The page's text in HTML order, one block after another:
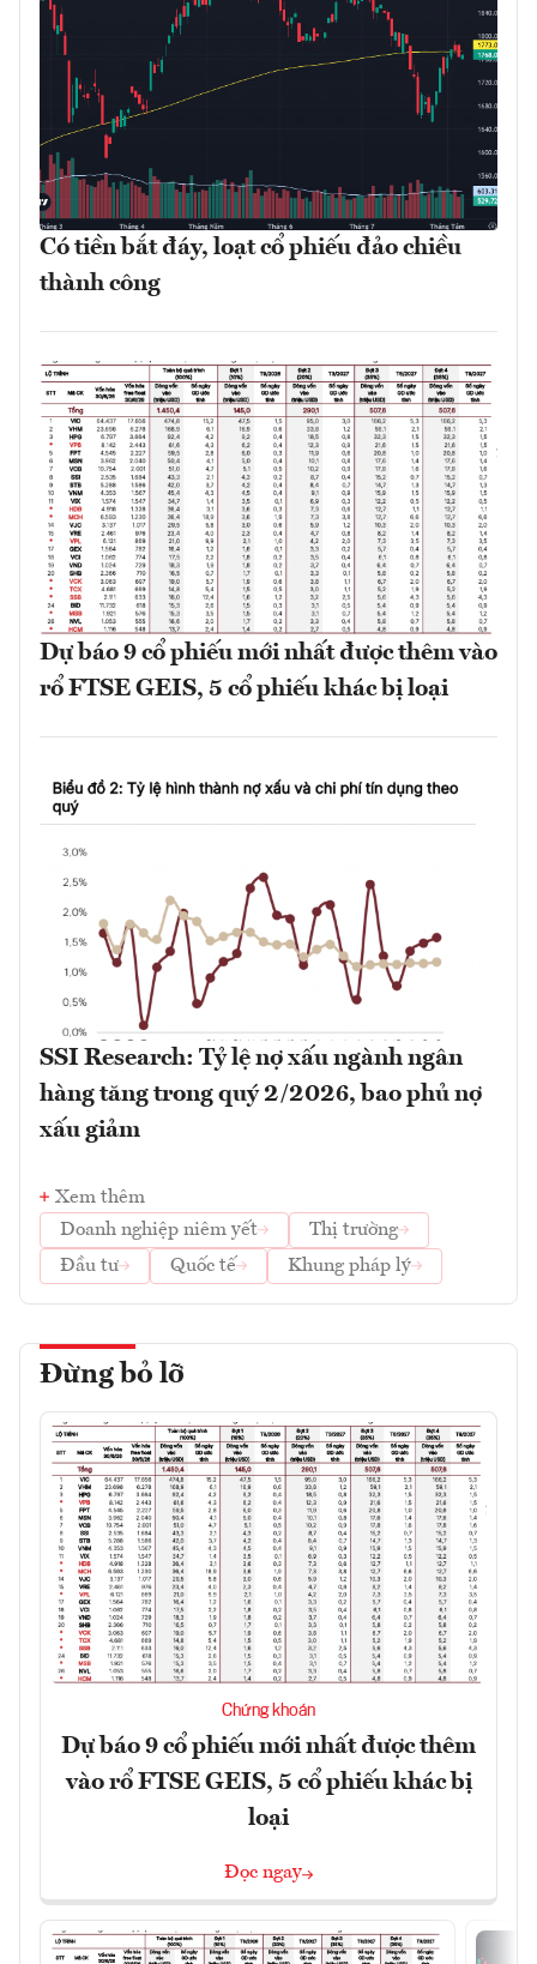
Có tiền bắt đáy, loạt cổ phiếu đảo chiều
thành công
Dự báo 9 cổ phiếu mới nhất được thêm vào
rổ FTSE GEIS, 5 cổ phiếu khác bị loại
SSI Research: Tỷ lệ nợ xấu ngành ngân
hàng tăng trong quý 2/2026, bao phủ nợ
xấu giảm
Xem thêm
Doanh nghiệp niêm yết
Thị trường
Đầu tư
Quốc tế Khung pháp lý
Đừng bỏ lỡ
Chứng khoán
Dự báo 9 cổ phiếu mới nhất được thêm
vào rổ FTSE GEIS, 5 cổ phiếu khác bị
loại
Đọc ngay